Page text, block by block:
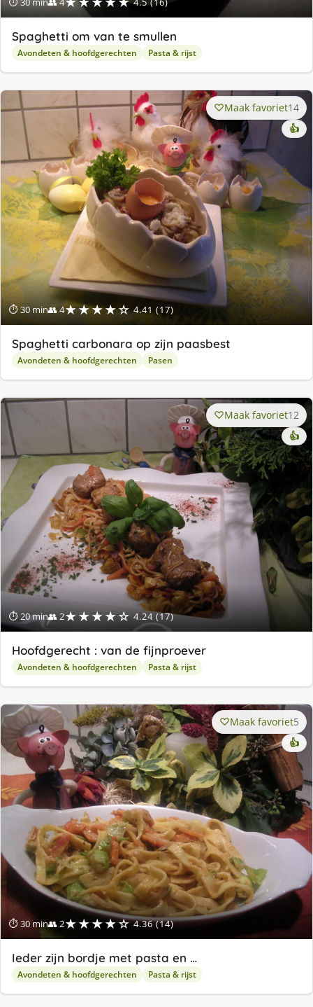
Spaghetti om van te smullen
Avondeten & hoofdgerechten Pasta & rijst
⏱ 30 min👥 4★★★★☆ 4.41 (17)
Maak favoriet14
👍
Spaghetti carbonara op zijn paasbest
Avondeten & hoofdgerechten Pasen
⏱ 20 min👥 2★★★★☆ 4.24 (17)
Maak favoriet12
👍
Hoofdgerecht : van de fijnproever
Avondeten & hoofdgerechten Pasta & rijst
⏱ 30 min👥 2★★★★☆ 4.36 (14)
Maak favoriet5
👍
Ieder zijn bordje met pasta en …
Avondeten & hoofdgerechten Pasta & rijst